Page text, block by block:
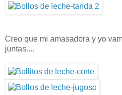
Creo que mi amasadora y yo
juntas....